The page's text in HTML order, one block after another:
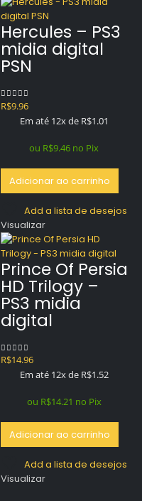
Hercules – PS3
midia digital
PSN
0out of 5
R$9.96
Em até 12x de R$1.01
ou R$9.46 no Pix
Adicionar ao carrinho
Add a lista de desejos
Visualizar
Prince Of Persia
HD Trilogy –
PS3 midia
digital
0out of 5
R$14.96
Em até 12x de R$1.52
ou R$14.21 no Pix
Adicionar ao carrinho
Add a lista de desejos
Visualizar